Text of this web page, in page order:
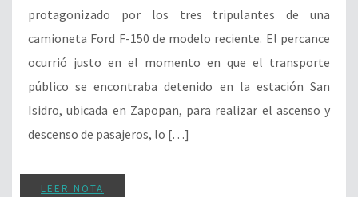
protagonizado por los tres tripulantes de una
camioneta Ford F-150 de modelo reciente. El percance
ocurrió justo en el momento en que el transporte
público se encontraba detenido en la estación San
Isidro, ubicada en Zapopan, para realizar el ascenso y
descenso de pasajeros, lo […]
LEER NOTA